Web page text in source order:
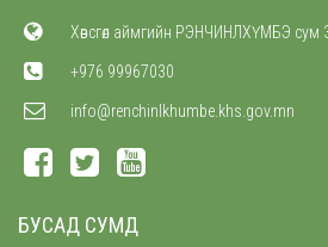
Хөвсгөл аймгийн РЭНЧИНЛХҮМБЭ
+976 99967030
info@renchinlkhumbe.khs.gov.mn
БУСАД СУМД